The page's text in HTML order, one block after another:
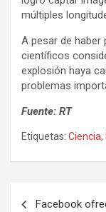
múltiples
A pesar de haber
científicos
explosión haya
problemas
Fuente: RT
Etiquetas: Ciencia,
Facebook